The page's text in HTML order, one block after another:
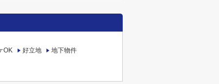
OK 好立地 地下物件